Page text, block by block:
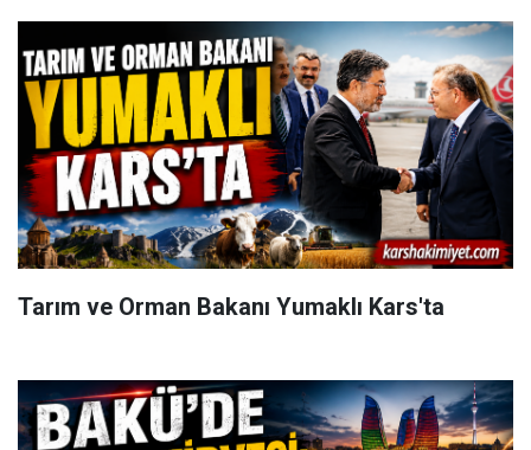
Tarım ve Orman Bakanı Yumaklı Kars'ta